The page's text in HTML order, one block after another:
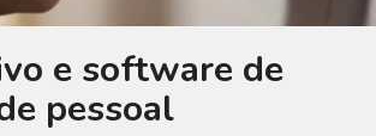
e software de
pessoal